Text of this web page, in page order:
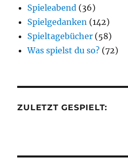
Spieleabend (36)
Spielgedanken (142)
Spieltagebücher (58)
Was spielst du so? (72)
ZULETZT GESPIELT: